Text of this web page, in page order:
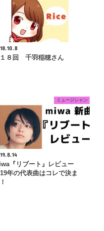
８回 千羽稲穂さん
ミュージシャン
『リブート』レビュー
年の代表曲はコレで決ま